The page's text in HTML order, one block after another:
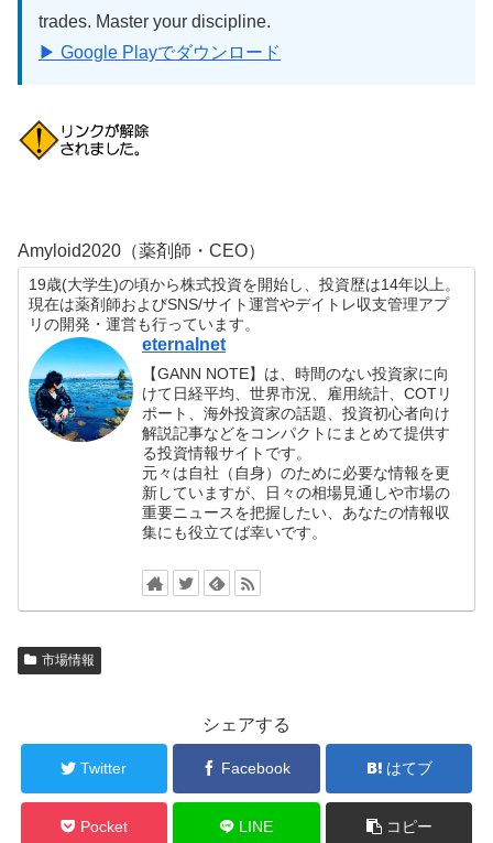
trades. Master your discipline.
▶ Google Playでダウンロード
Amyloid2020（薬剤師・CEO）
19歳(大学生)の頃から株式投資を開始し、投資歴は14年以上。
現在は薬剤師およびSNS/サイト運営やデイトレ収支管理アプ
リの開発・運営も行っています。
eternalnet
【GANN NOTE】は、時間のない投資家に向
けて日経平均、世界市況、雇用統計、COTリ
ポート、海外投資家の話題、投資初心者向け
解説記事などをコンパクトにまとめて提供す
る投資情報サイトです。
元々は自社（自身）のために必要な情報を更
新していますが、日々の相場見通しや市場の
重要ニュースを把握したい、あなたの情報収
集にも役立てば幸いです。
市場情報
シェアする
Twitter Facebook はてブ
Pocket LINE コピー